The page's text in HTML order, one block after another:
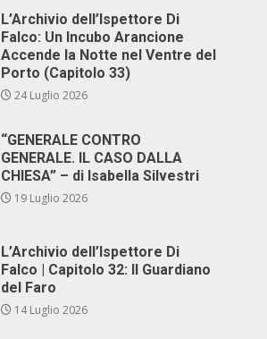
L’Archivio dell’Ispettore Di
Falco: Un Incubo Arancione
Accende la Notte nel Ventre del
Porto (Capitolo 33)
24 Luglio 2026
“GENERALE CONTRO
GENERALE. IL CASO DALLA
CHIESA” – di Isabella Silvestri
19 Luglio 2026
L’Archivio dell’Ispettore Di
Falco | Capitolo 32: Il Guardiano
del Faro
14 Luglio 2026